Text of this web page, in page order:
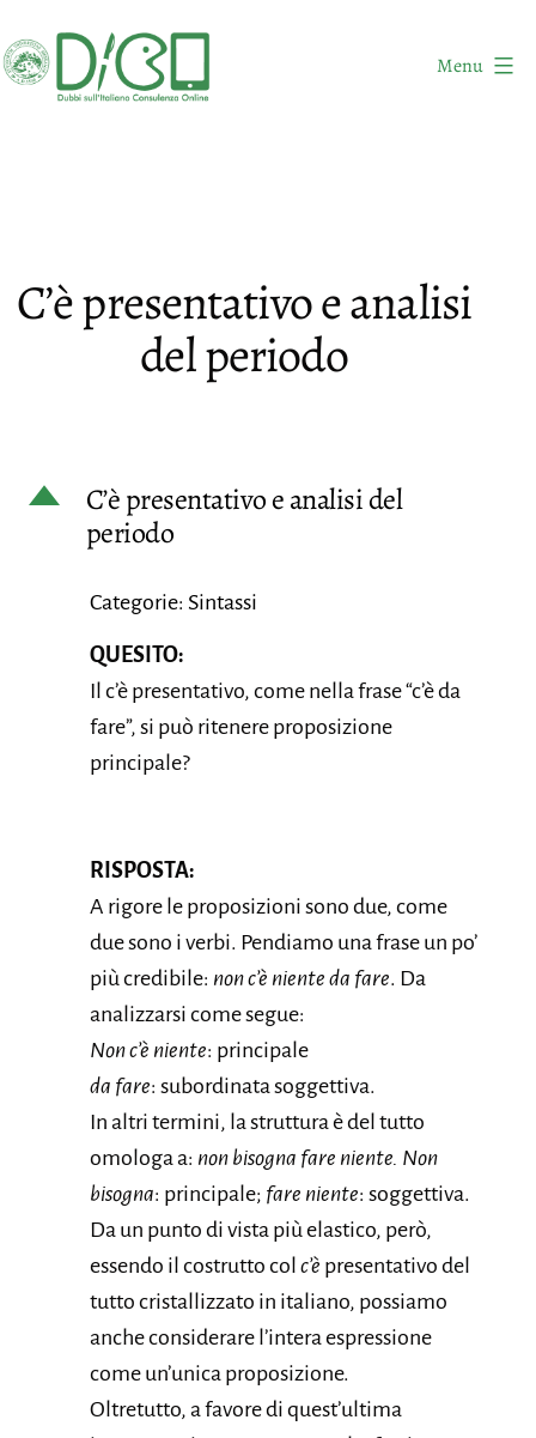
al
contenuto
Online
Menu
C’è presentativo e analisi
del periodo
D
C’è presentativo e analisi del
periodo
Categorie: Sintassi
QUESITO:
Il c’è presentativo, come nella frase “c’è da
fare”, si può ritenere proposizione
principale?
RISPOSTA:
A rigore le proposizioni sono due, come
due sono i verbi. Pendiamo una frase un po’
più credibile: non c’è niente da fare. Da
analizzarsi come segue:
Non c’è niente: principale
da fare: subordinata soggettiva.
In altri termini, la struttura è del tutto
omologa a: non bisogna fare niente. Non
bisogna: principale; fare niente: soggettiva.
Da un punto di vista più elastico, però,
essendo il costrutto col c’è presentativo del
tutto cristallizzato in italiano, possiamo
anche considerare l’intera espressione
come un’unica proposizione.
Oltretutto, a favore di quest’ultima